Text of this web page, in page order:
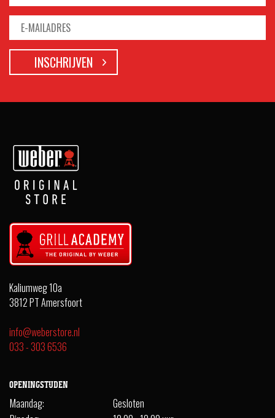
Kaliumweg 10a
3812 PT Amersfoort
info@weberstore.nl
033 - 303 6536
OPENINGSTIJDEN
Maandag:
Gesloten